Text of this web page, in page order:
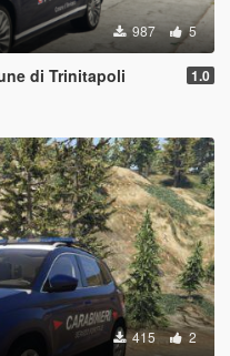
987 5
di Trinitapoli 1.0
415 2